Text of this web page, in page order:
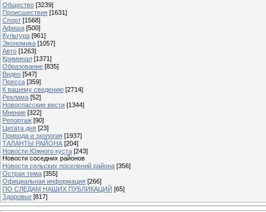
Общество [3239]
Происшествия [1631]
Спорт [1568]
Афиша [500]
Культура [961]
Экономика [1057]
Авто [1263]
Криминал [1371]
Образование [835]
Видео [547]
Пресса [359]
К вашему сведению [2714]
Реклама [52]
Новоспасские вести [1344]
Мнение [322]
Репортаж [90]
Цитата дня [23]
Природа и экология [1937]
ТАЛАНТЫ РАЙОНА [204]
Новости Южного куста [243]
Новости соседних районов
Новости сельских поселений района [356]
Острая тема [355]
Официальная информация [266]
ПО СЛЕДАМ НАШИХ ПУБЛИКАЦИЙ [65]
Здоровье [817]